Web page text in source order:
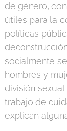
de género,
útiles para la
políticas
socialmente
hombres y
división
trabajo de
explican